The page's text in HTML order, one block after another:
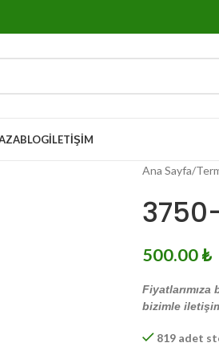
BLOGİLETIŞIM
Ana Sayfa
500.00₺
bizimle
819 adet